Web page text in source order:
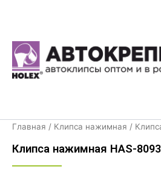
Главная / Клипса нажимная /
Клипса нажимная HAS-